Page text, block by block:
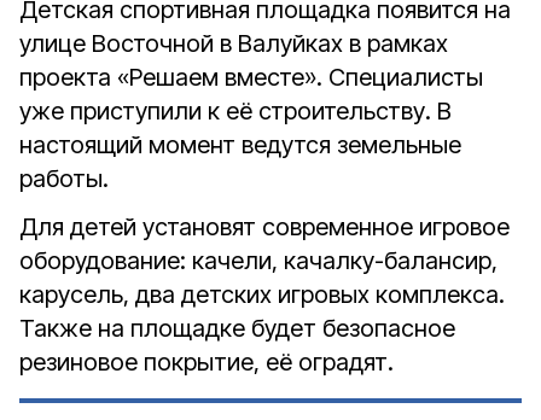
Детская спортивная площадка появится на
улице Восточной в Валуйках в рамках
проекта «Решаем вместе». Специалисты
уже приступили к её строительству. В
настоящий момент ведутся земельные
работы.
Для детей установят современное игровое
оборудование: качели, качалку-балансир,
карусель, два детских игровых комплекса.
Также на площадке будет безопасное
резиновое покрытие, её оградят.